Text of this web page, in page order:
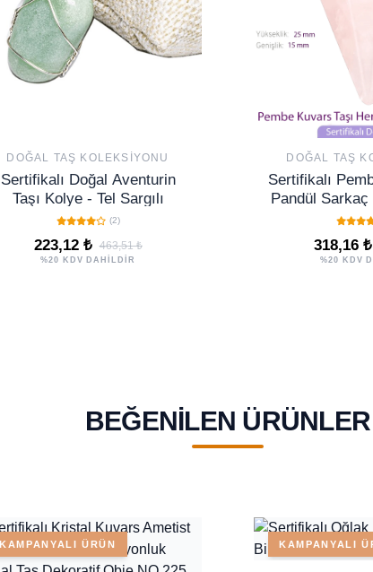
DOĞAL TAŞ KOLEKSIYONU
Sertifikalı Doğal Aventurin
Taşı Kolye - Tel Sargılı
(2)
223,12 ₺ 463,51 ₺
%20 KDV DAHİLDİR
DOĞAL TAŞ
Sertifikalı
Pandül
Hem Kolye
Renk
318,16 ₺
%20 KDV
BEĞENILEN ÜRÜNLER
KAMPANYALI ÜRÜN KAMPANYALI